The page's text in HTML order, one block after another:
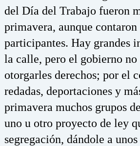
del Día del Trabajo fueron
primavera, aunque
participantes. Hay grandes
la calle, pero el gobierno
otorgarles derechos; por el
redadas, deportaciones y
primavera muchos grupos
uno u otro proyecto de ley
segregación, dándole a